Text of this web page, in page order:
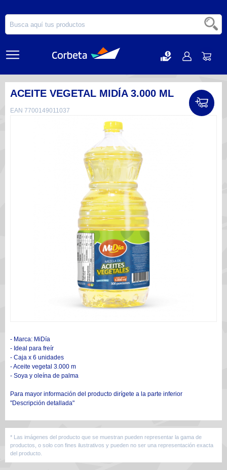
ACEITE VEGETAL MIDÍA 3.000 ML
EAN 7700149011037
- Marca: MiDía
- Ideal para freír
- Caja x 6 unidades
- Aceite vegetal 3.000 m
- Soya y oleína de palma
Para mayor información del producto dirígete a la parte inferior
"Descripción detallada"
* Las imágenes del producto que se muestran pueden representar la gama de
productos, o solo con fines ilustrativos y pueden no ser una representación exacta
del producto.